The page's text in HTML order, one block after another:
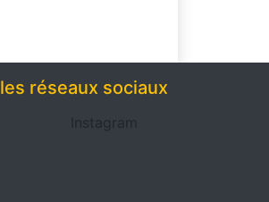
réseaux sociaux
Instagram